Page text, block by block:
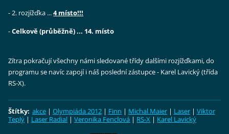
- 2. rozjížďka ...4 místo!!!
-Celkově (průběžně) ... 14. místo
Zítra pokračují všechny námi sledované třídy dalšími rozjížďkami, do
programu se navíc zapojí i náš poslední zástupce - Karel Lavický (třída
RS-X).
Štítky: akce | Olympiáda 2012 | Finn | Michal Maier | Laser | Viktor
Teplý | Laser Radial | Veronika Fenclová | RS-X | Karel Lavický